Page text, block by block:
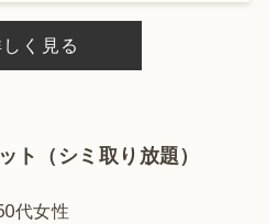
く見る
ト（シミ取り放題）
代女性